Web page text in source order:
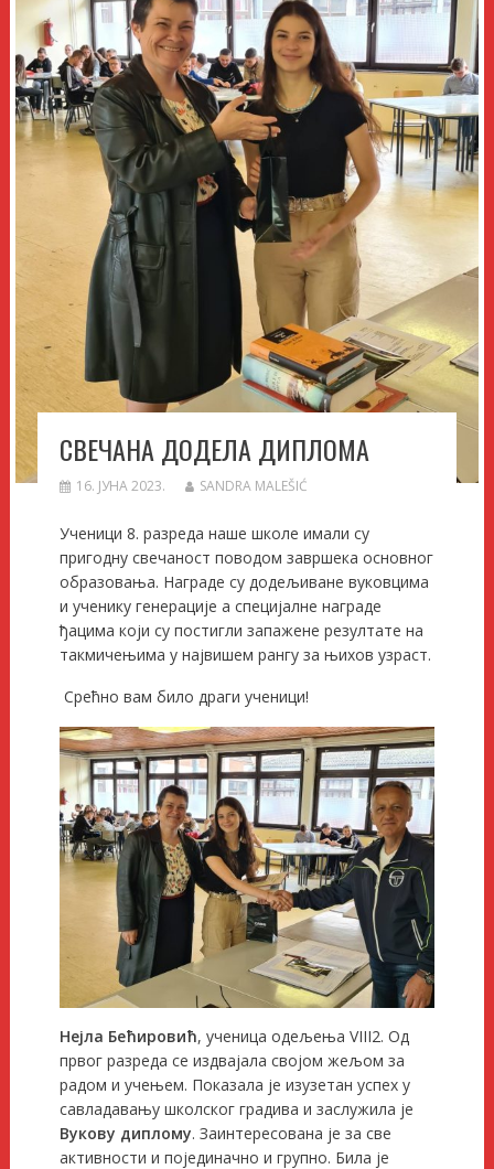
СВЕЧАНА ДОДЕЛА ДИПЛОМА
16. ЈУНА 2023. SANDRA MALEŠIĆ
Ученици 8. разреда наше школе имали су
пригодну свечаност поводом завршека основног
образовања. Награде су додељиване вуковцима
и ученику генерације а специјалне награде
ђацима који су постигли запажене резултате на
такмичењима у највишем рангу за њихов узраст.
Срећно вам било драги ученици!
Нејла Бећировић, ученица одељења VIII2. Од
првог разреда се издвајала својом жељом за
радом и учењем. Показала је изузетан успех у
савладавању школског градива и заслужила је
Вукову диплому. Заинтересована је за све
активности и појединачно и групно. Била је